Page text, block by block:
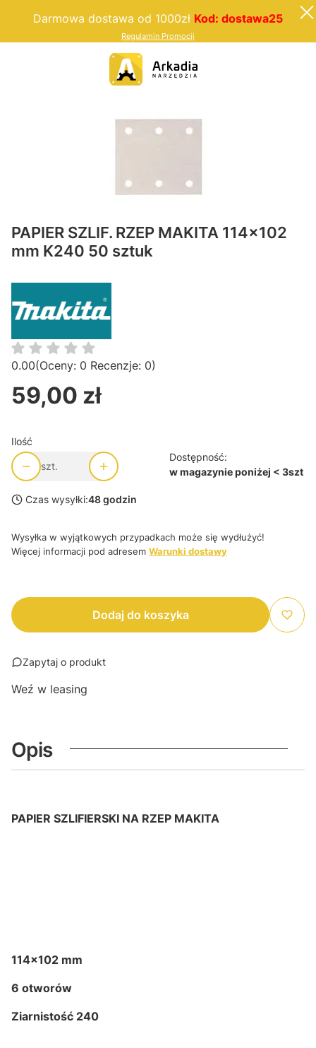
Darmowa dostawa od 1000zł Kod: dostawa25
Regulamin Promocji
PAPIER SZLIF. RZEP MAKITA 114x102
mm K240 50 sztuk
0.00(Oceny: 0 Recenzje: 0)
Cena
59,00 zł
Ilość
szt.
Dostępność:
w magazynie poniżej < 3szt
Czas wysyłki:48 godzin
Wysyłka w wyjątkowych przypadkach może się wydłużyć!
Więcej informacji pod adresem Warunki dostawy
Dodaj do koszyka
Zapytaj o produkt
Weź w leasing
Opis
PAPIER SZLIFIERSKI NA RZEP MAKITA
114x102 mm
6 otworów
Ziarnistość 240